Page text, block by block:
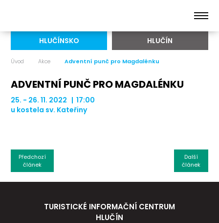
HLUČÍNSKO HLUČÍN
Úvod Akce Adventní punč pro Magdalénku
ADVENTNÍ PUNČ PRO MAGDALÉNKU
25. - 26. 11. 2022 | 17:00
u kostela sv. Kateřiny
Další
článek
Předchozí
článek
TURISTICKÉ INFORMAČNÍ CENTRUM
HLUČÍN